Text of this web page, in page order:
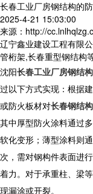
长春工业厂房钢结构的
2025-4-21 15:03:00
来源：http://
辽宁鑫业建设工程有限
管桁架,长春重型钢结构
沈阳长春工业厂房钢结构
过以下方式实现：根据
或防火板材对长春钢结构
其中厚型防火涂料通过
软化变形；薄型涂料则
次，需对钢构件表面进
着力。对于承重柱、梁
现漏涂或开裂。